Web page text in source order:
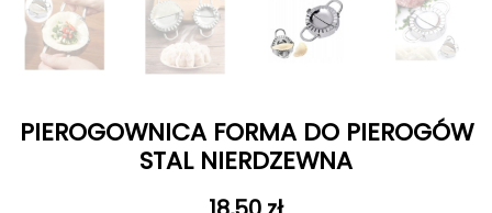
PIEROGOWNICA FORMA DO PIEROGÓW
STAL NIERDZEWNA